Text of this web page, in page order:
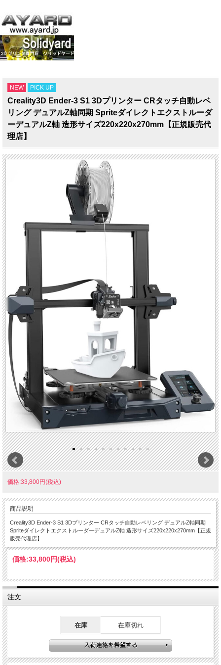
NEW PICK UP
Creality3D Ender-3 S1 3Dプリンター CRタッチ自動レベ
リング デュアルZ軸同期 Spriteダイレクトエクストルーダ
ーデュアルZ軸 造形サイズ220x220x270mm【正規販売代
理店】
価格:33,800円(税込)
商品説明
Creality3D Ender-3 S1 3Dプリンター CRタッチ自動レベリング デュアルZ軸同期
SpriteダイレクトエクストルーダーデュアルZ軸 造形サイズ220x220x270mm【正規
販売代理店】
価格:33,800円(税込)
注文
在庫 在庫切れ